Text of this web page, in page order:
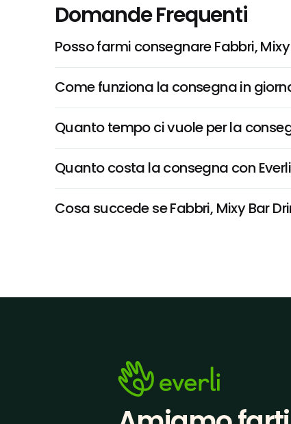
Domande Frequenti
Posso farmi consegnare Fabbri,
Come funziona la consegna in
Quanto tempo ci vuole per la
Quanto costa la consegna con
Cosa succede se Fabbri, Mixy Bar